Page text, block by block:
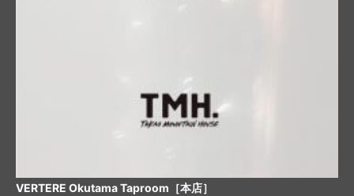
VERTERE Okutama Taproom［本店］